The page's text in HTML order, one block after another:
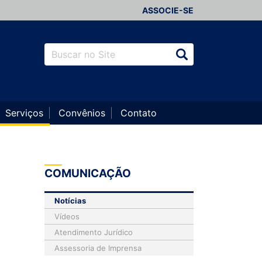
ASSOCIE-SE
Serviços Convênios Contato
COMUNICAÇÃO
Notícias
Vídeos
Atendimento Jurídico
Assessoria de Imprensa